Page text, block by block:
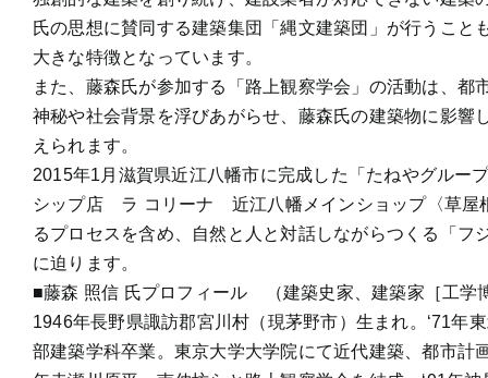
氏の思想に賛同する建築集団「縄文建築団」が行うこと
大きな特徴となっています。
また、藤森氏が参加する「路上観察学会」の活動は、都
神秘や社会背景を浮びあがらせ、藤森氏の建築物に影響
えられます。
2015年1月滋賀県近江八幡市に完成した「たねやグルー
シップ店 ラ コリーナ 近江八幡メインショップ〈草屋
るプロセスを含め、自然と人と対話しながらつくる「フ
に迫ります。
■藤森 照信 氏プロフィール （建築史家、建築家［工学
1946年長野県諏訪郡宮川村（現茅野市）生まれ。‘71年
部建築学科卒業。東京大学大学院にて近代建築、都市計